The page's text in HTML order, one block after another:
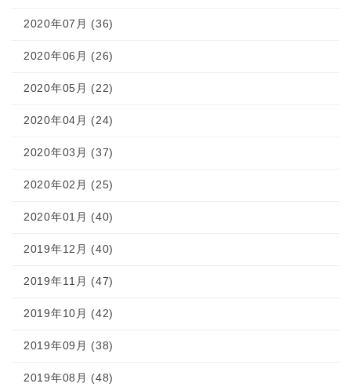
2020年07月 (36)
2020年06月 (26)
2020年05月 (22)
2020年04月 (24)
2020年03月 (37)
2020年02月 (25)
2020年01月 (40)
2019年12月 (40)
2019年11月 (47)
2019年10月 (42)
2019年09月 (38)
2019年08月 (48)